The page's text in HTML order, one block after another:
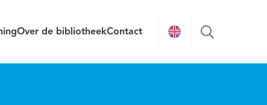
Over de bibliotheekContact